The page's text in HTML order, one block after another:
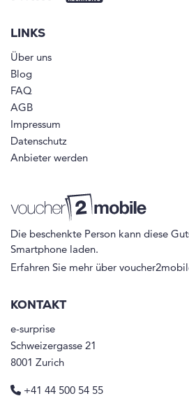
LINKS
Über uns
Blog
FAQ
AGB
Impressum
Datenschutz
Anbieter werden
Die beschenkte Person kann diese
Smartphone laden.
Erfahren Sie mehr über
KONTAKT
e-surprise
Schweizergasse 21
8001 Zurich
+41 44 500 54 55